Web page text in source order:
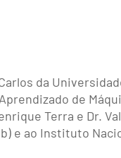
da
de
Terra e Dr.
e ao Instituto